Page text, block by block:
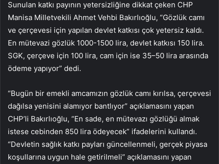
Sunulan katkı payının yetersizliğine dikkat çeken CHP
Manisa Milletvekili Ahmet Vehbi Bakırlıoğlu, “Gözlük camı
ve çerçevesi için yapılan devlet katkısı çok yetersiz kaldı.
En mütevazi gözlük 1000-1500 lira, devlet katkısı 150 lira.
SGK, çerçeve için 100 lira, cam için ise 35–50 lira arasında
ödeme yapıyor” dedi.
“Bugün bir emekli amcamızın gözlük camı kırılsa, çerçevesi
dağılsa yenisini alamıyor bantlıyor” açıklamasını yapan
CHP’li Bakırlıoğlu, “En sade, en mütevazı gözlüğü almak
istese cebinden 850 lira ödeyecek” ifadelerini kullandı.
“Devletin sağlık katkı payları güncellenmeli, gerçek piyasa
koşullarına uygun hale getirilmeli” açıklamasını yapan